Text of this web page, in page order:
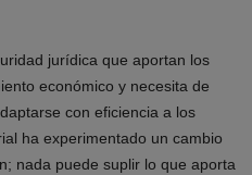
jurídica que aportan los
económico y necesita de
con eficiencia a los
ha experimentado un cambio
nada puede suplir lo que aporta